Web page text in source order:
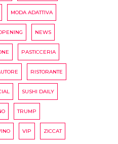
MODA ADATTIVA
NEWS
PASTICCERIA
RISTORANTE
SUSHI DAILY
TRUMP
VIP ZICCAT